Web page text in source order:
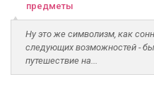
предметы
Ну это же символизм, как
следующих возможностей -
путешествие на...